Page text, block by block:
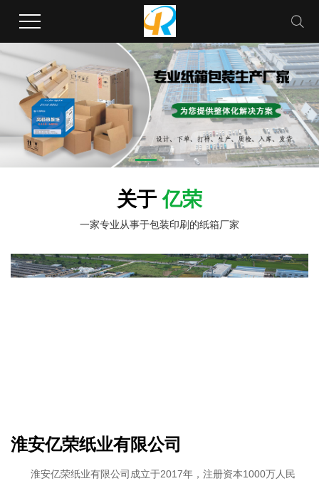
关于亿荣
一家专业从事于包装印刷的纸箱厂家
淮安亿荣纸业有限公司
淮安亿荣纸业有限公司成立于2017年，注册资本1000万人民